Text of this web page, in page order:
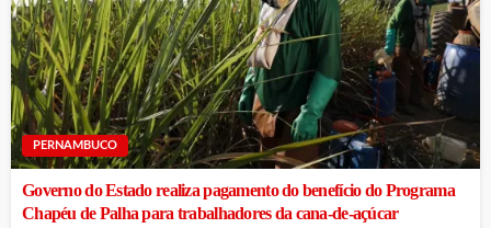
PERNAMBUCO
Governo do Estado realiza pagamento do benefício do Programa
Chapéu de Palha para trabalhadores da cana-de-açúcar